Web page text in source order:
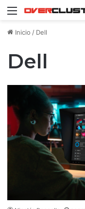
Menú
Inicio / Dell
Dell